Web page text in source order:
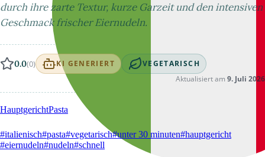
durch ihre zarte Textur, kurze Garzeit und den intensiven
Geschmack frischer Eiernudeln.
0.0(0) KI GENERIERT VEGETARISCH
Aktualisiert am 9. Juli 2026
HauptgerichtPasta
#italienisch#pasta#vegetarisch#unter 30 minuten#hauptgericht
#eiernudeln#nudeln#schnell